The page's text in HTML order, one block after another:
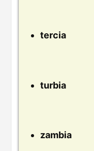
tercia
turbia
zambia